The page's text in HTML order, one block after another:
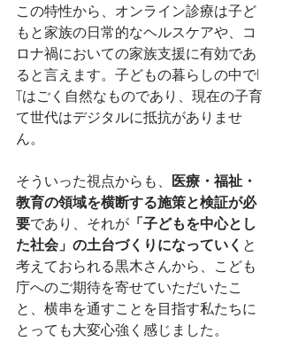
この特性から、オンライン診療は子ど
もと家族の日常的なヘルスケアや、コ
ロナ禍においての家族支援に有効であ
ると言えます。子どもの暮らしの中でI
Tはごく自然なものであり、現在の子育
て世代はデジタルに抵抗がありませ
ん。
そういった視点からも、 医療・福祉・
教育の領域を横断する施策と検証が必
要であり、それが 「子どもを中心とし
た社会」の土台づくりになっていく と
考えておられる黒木さんから、こども
庁へのご期待を寄せていただいたこ
と、横串を通すことを目指す私たちに
とっても大変心強く感じました。